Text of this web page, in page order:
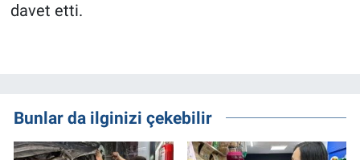
davet etti.
Bunlar da ilginizi çekebilir